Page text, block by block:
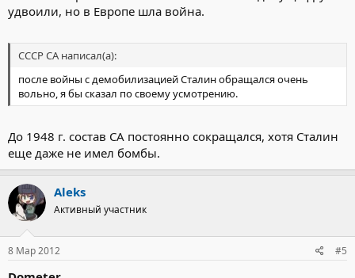
удвоили, но в Европе шла война.
СССР СА написал(а):
после войны с демобилизацией Сталин обращался очень
вольно, я бы сказал по своему усмотрению.
До 1948 г. состав СА постоянно сокращался, хотя Сталин
еще даже не имел бомбы.
Aleks
Активный участник
8 Мар 2012 #5